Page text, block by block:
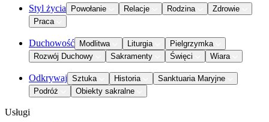
Styl życia Powołanie Relacje Rodzina
Zdrowie
Praca
Duchowość Modlitwa Liturgia
Pielgrzymka
Rozwój Duchowy
Sakramenty Święci Wiara
Odkrywaj Sztuka Historia
Sanktuaria Maryjne
Podróż
Obiekty sakralne
Usługi